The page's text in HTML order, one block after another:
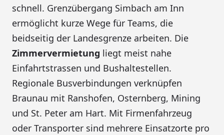
schnell. Grenzübergang Simbach am Inn
ermöglicht kurze Wege für Teams, die
beidseitig der Landesgrenze arbeiten. Die
Zimmervermietung liegt meist nahe
Einfahrtstrassen und Bushaltestellen.
Regionale Busverbindungen verknüpfen
Braunau mit Ranshofen, Osternberg, Mining
und St. Peter am Hart. Mit Firmenfahrzeug
oder Transporter sind mehrere Einsatzorte pro